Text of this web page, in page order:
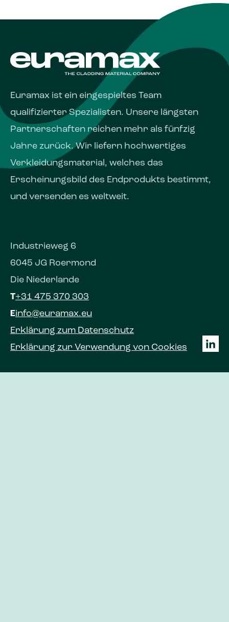
Euramax ist ein eingespieltes Team
qualifizierter Spezialisten. Unsere längsten
Partnerschaften reichen mehr als fünfzig
Jahre zurück. Wir liefern hochwertiges
Verkleidungsmaterial, welches das
Erscheinungs­bild des Endprodukts bestimmt,
und versenden es weltweit.
Industrieweg 6
6045 JG Roermond
Die Niederlande
T+31 475 370 303
Einfo@euramax.eu
Erklärung zum Datenschutz
Erklärung zur Verwendung von Cookies